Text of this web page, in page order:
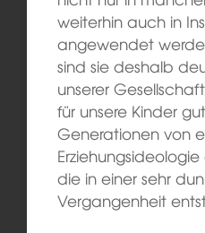
weiterhin auch in
angewendet
sind sie deshalb
unserer
für unsere Kinder
Generationen von
die in einer sehr
Vergangenheit